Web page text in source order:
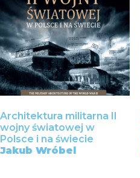
Architektura militarna II
wojny światowej w
Polsce i na świecie
Jakub Wróbel